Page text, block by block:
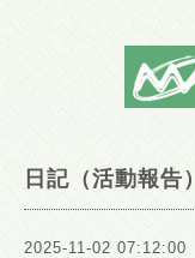
日記（活動報告）
2025-11-02 07:12:00